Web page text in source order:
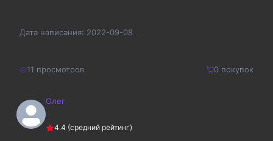
Дата написания: 2022-09-08
11 просмотров 0покупок
220 ₽Олег
4.4 (средний рейтинг)